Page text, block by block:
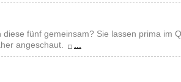
fünf gemeinsam? Sie lassen prima im
angeschaut.